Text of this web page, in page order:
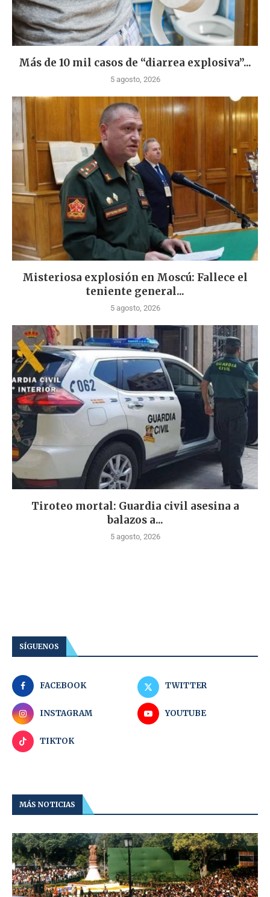
Más de 10 mil casos de “diarrea explosiva”...
5 agosto, 2026
Misteriosa explosión en Moscú: Fallece el
teniente general...
5 agosto, 2026
Tiroteo mortal: Guardia civil asesina a
balazos a...
5 agosto, 2026
SÍGUENOS
FACEBOOK TWITTER
INSTAGRAM YOUTUBE
TIKTOK
MÁS NOTICIAS